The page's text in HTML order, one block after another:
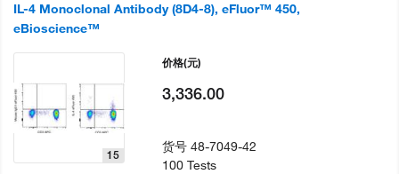
IL-4 Monoclonal Antibody (8D4-8), eFluor™ 450,
eBioscience™
15
价格(元)
3,336.00
货号48-7049-42
100 Tests